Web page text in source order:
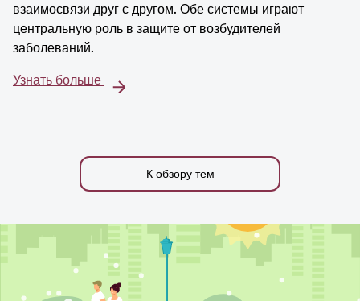
взаимосвязи друг с другом. Обе системы играют
центральную роль в защите от возбудителей
заболеваний.
Узнать больше
К обзору тем